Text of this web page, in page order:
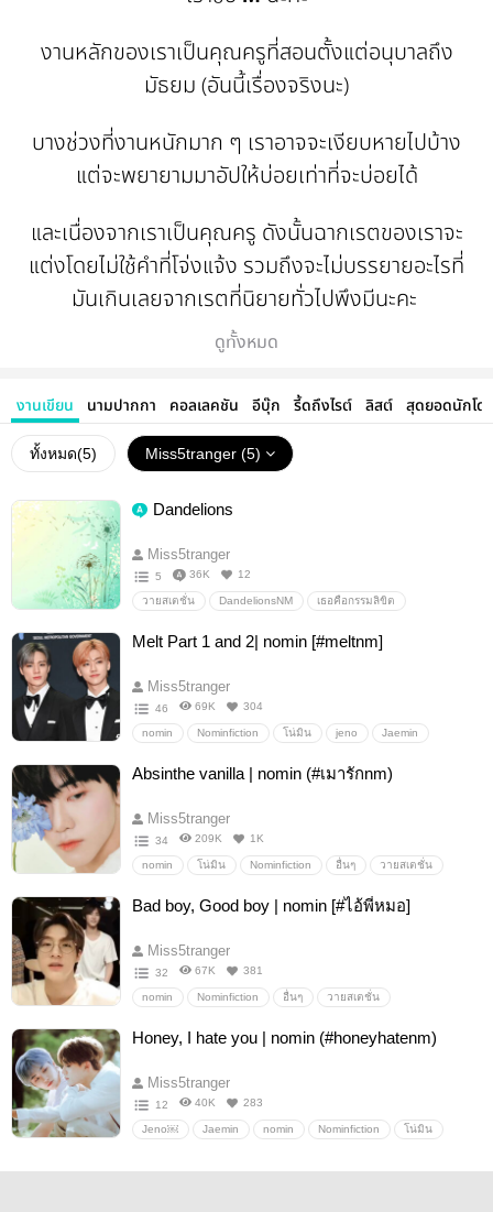
งานหลักของเราเป็นคุณครูที่สอนตั้งแต่อนุบาลถึง
มัธยม (อันนี้เรื่องจริงนะ)
บางช่วงที่งานหนักมาก ๆ เราอาจจะเงียบหายไปบ้าง
แต่จะพยายามมาอัปให้บ่อยเท่าที่จะบ่อยได้
และเนื่องจากเราเป็นคุณครู ดังนั้นฉากเรตของเราจะ
แต่งโดยไม่ใช้คำที่โจ่งแจ้ง รวมถึงจะไม่บรรยายอะไรที่
มันเกินเลยจากเรตที่นิยายทั่วไปพึงมีนะคะ
ขอให้ทุกคนมีความสุขกับการอ่านงานของเรานะคะ
ตัวเราเองก็มีแรงเขียนเพราะคอมเมนต์ของคนอ่านทุก
คนเช่นกันค่ะ
ดูทั้งหมด
งานเขียน นามปากกา คอลเลคชัน อีบุ๊ก รี้ดถึงไรต์ ลิสต์ สุดยอดนักโด
ทั้งหมด(5) Miss5tranger (5)
Dandelions
Miss5tranger
5 36K 12
วายสเตชั่น DandelionsNM เธอคือกรรมลิขิต
Melt Part 1 and 2| nomin [#meltnm]
Miss5tranger
46 69K 304
nomin Nominfiction โน่มิน jeno Jaemin
Absinthe vanilla | nomin (#เมารักnm)
Miss5tranger
34 209K 1K
nomin โน่มิน Nominfiction อื่นๆ วายสเตชั่น
Bad boy, Good boy | nomin [#ไอ้พี่หมอ]
Miss5tranger
32 67K 381
nomin Nominfiction อื่นๆ วายสเตชั่น
Honey, I hate you | nomin (#honeyhatenm)
Miss5tranger
12 40K 283
Jeno￼ Jaemin nomin Nominfiction โน่มิน